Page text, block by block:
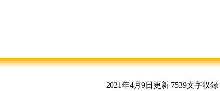
2021年4月9日更新 7539文字収録